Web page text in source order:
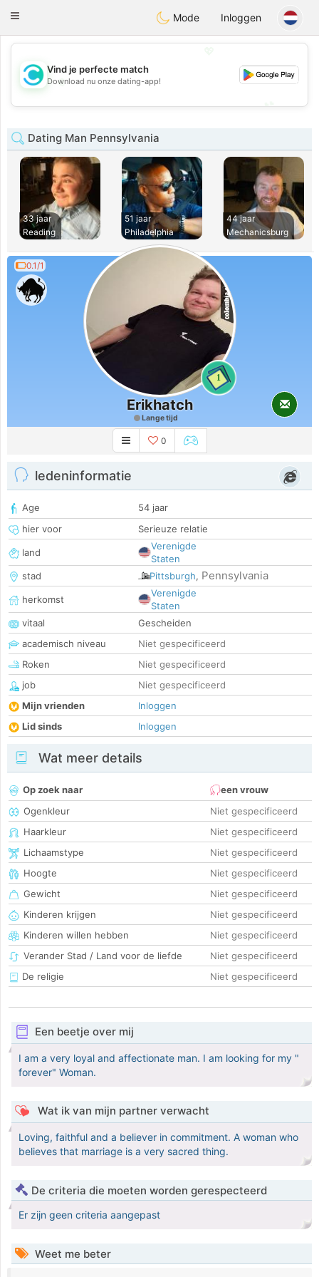
olombiaCitas
Toggle
Mode Inloggen
💖
💕
Vind je perfecte match
Download nu onze dating-app!
Dating Man Pennsylvania
33 jaar
Reading
51 jaar
Philadelphia
44 jaar
Mechanicsburg
0.1/1
1
Erikhatch
Lange tijd
0
ledeninformatie
Age
54 jaar
hier voor
Serieuze relatie
land
Verenigde
Staten
stad
Pittsburgh, Pennsylvania
herkomst
Verenigde
Staten
vitaal
Gescheiden
academisch niveau
Niet gespecificeerd
Roken
Niet gespecificeerd
job
Niet gespecificeerd
Mijn vrienden
Inloggen
Lid sinds
Inloggen
Wat meer details
Op zoek naar
een vrouw
Ogenkleur
Niet gespecificeerd
Haarkleur
Niet gespecificeerd
Lichaamstype
Niet gespecificeerd
Hoogte
Niet gespecificeerd
Gewicht
Niet gespecificeerd
Kinderen krijgen
Niet gespecificeerd
Kinderen willen hebben
Niet gespecificeerd
Verander Stad / Land voor de liefde
Niet gespecificeerd
De religie
Niet gespecificeerd
Een beetje over mij
I am a very loyal and affectionate man. I am looking for my "
forever" Woman.
Wat ik van mijn partner verwacht
Loving, faithful and a believer in commitment. A woman who
believes that marriage is a very sacred thing.
De criteria die moeten worden gerespecteerd
Er zijn geen criteria aangepast
Weet me beter